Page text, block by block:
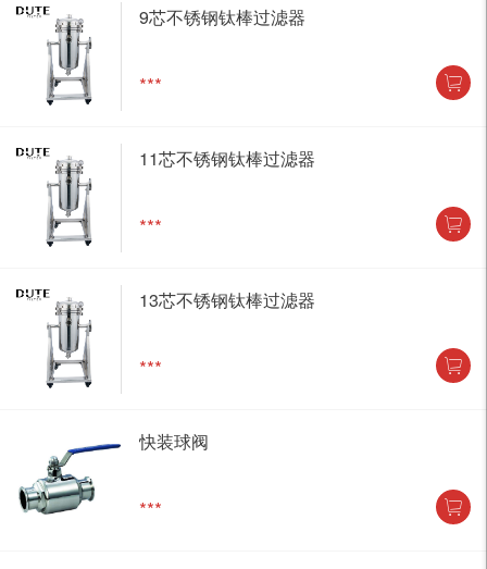
9芯不锈钢钛棒过滤器
***
11芯不锈钢钛棒过滤器
***
13芯不锈钢钛棒过滤器
***
快装球阀
***